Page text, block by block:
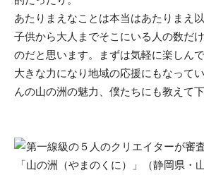
あたりまえなことは本当はあたりまえ
子供から大人までそこにいる人の数だ
のだと思います。まずは気軽に楽しん
大きな力になり地域の応援にもなって
んの山の洲の魅力、僕たちにも教えて下